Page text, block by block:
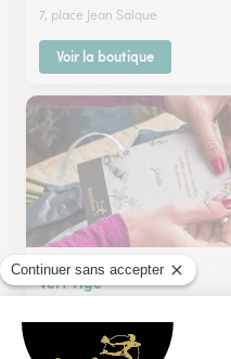
7, place Jean Salque
Voir la boutique
Vert Tige
Annonay
★4.4 (35)